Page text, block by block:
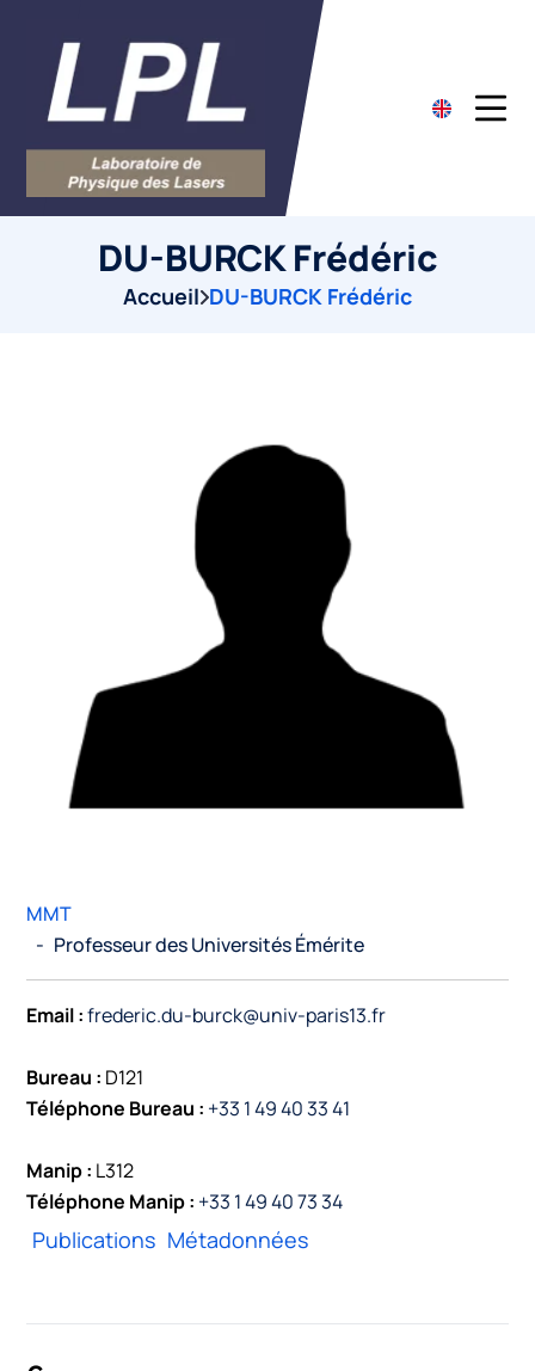
DU-BURCK Frédéric
Accueil DU-BURCK Frédéric
MMT
- Professeur des Universités Émérite
Email : frederic.du-burck@univ-paris13.fr
Bureau : D121
Téléphone Bureau : +33 1 49 40 33 41
Manip : L312
Téléphone Manip : +33 1 49 40 73 34
Publications Métadonnées